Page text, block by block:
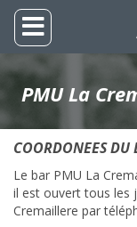
PMU La
COORDONEES DU
Le bar PMU La
il est ouvert tous les
Cremaillere par